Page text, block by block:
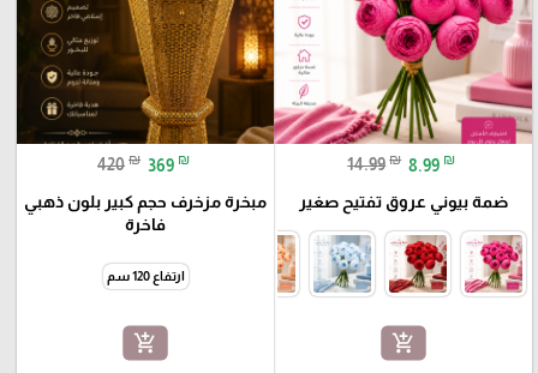
14.99 ₪ 8.99 ₪
ضمة بيوني عروق تفتيح صغير
add_shopping_cart
420 ₪ 369 ₪
مبخرة مزخرف حجم كبير بلون ذهبي
فاخرة
ارتفاع 120 سم
add_shopping_cart